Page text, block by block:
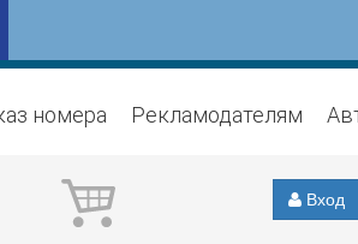
номера Рекламодателям
Вход